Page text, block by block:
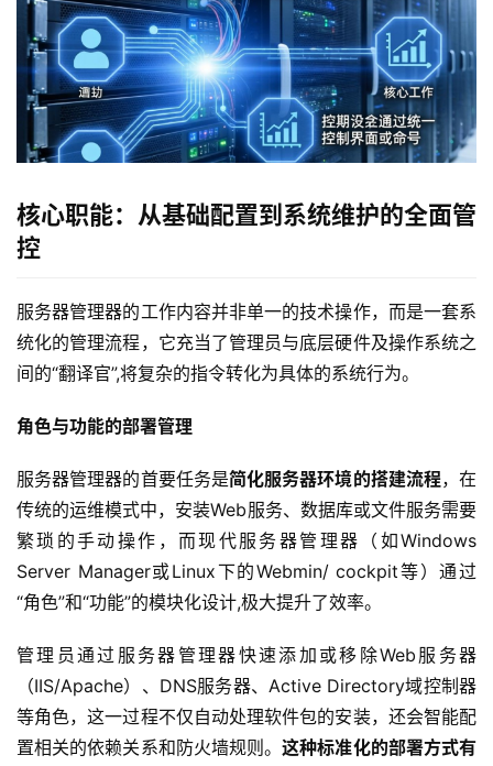
核心职能：从基础配置到系统维护的全面管
控
服务器管理器的工作内容并非单一的技术操作，而是一套系
统化的管理流程，它充当了管理员与底层硬件及操作系统之
间的“翻译官”,将复杂的指令转化为具体的系统行为。
角色与功能的部署管理
服务器管理器的首要任务是简化服务器环境的搭建流程，在
传统的运维模式中，安装Web服务、数据库或文件服务需要
繁琐的手动操作，而现代服务器管理器（如Windows
Server Manager或Linux下的Webmin/ cockpit等）通过
“角色”和“功能”的模块化设计,极大提升了效率。
管理员通过服务器管理器快速添加或移除Web服务器
（IIS/Apache）、DNS服务器、Active Directory域控制器
等角色，这一过程不仅自动处理软件包的安装，还会智能配
置相关的依赖关系和防火墙规则。这种标准化的部署方式有